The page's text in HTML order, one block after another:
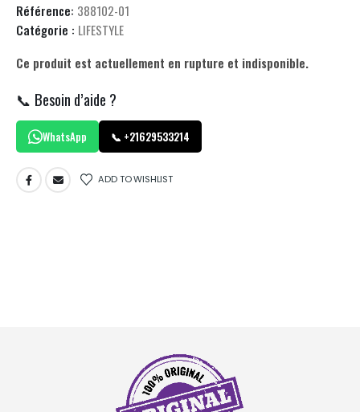
Référence: 388102-01
Catégorie : LIFESTYLE
Ce produit est actuellement en rupture et indisponible.
📞 Besoin d’aide ?
WhatsApp 📞 +21629533214
ADD TO WISHLIST